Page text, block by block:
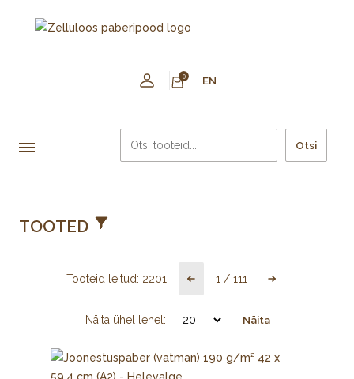
0 EN
Otsi
TOOTED
Tooteid leitud: 2201 1 / 111
Näita ühel lehel: Näita